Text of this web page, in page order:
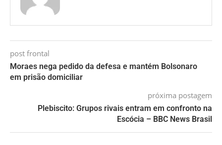
post frontal
Moraes nega pedido da defesa e mantém Bolsonaro
em prisão domiciliar
próxima postagem
Plebiscito: Grupos rivais entram em confronto na
Escócia – BBC News Brasil